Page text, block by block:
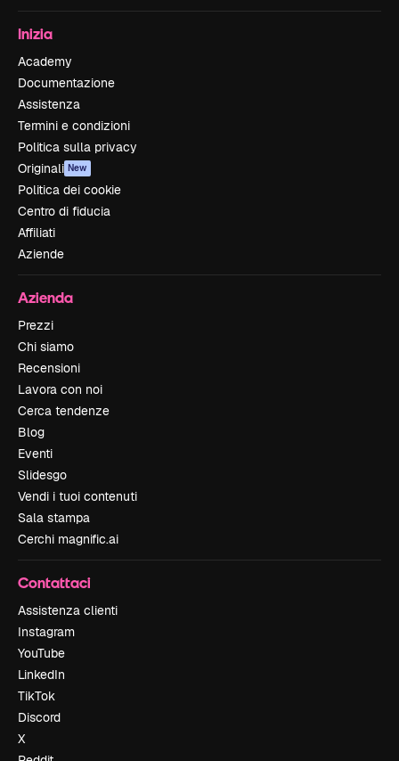
Inizia
Academy
Documentazione
Assistenza
Termini e condizioni
Politica sulla privacy
Originali New
Politica dei cookie
Centro di fiducia
Affiliati
Aziende
Azienda
Prezzi
Chi siamo
Recensioni
Lavora con noi
Cerca tendenze
Blog
Eventi
Slidesgo
Vendi i tuoi contenuti
Sala stampa
Cerchi magnific.ai
Contattaci
Assistenza clienti
Instagram
YouTube
LinkedIn
TikTok
Discord
X